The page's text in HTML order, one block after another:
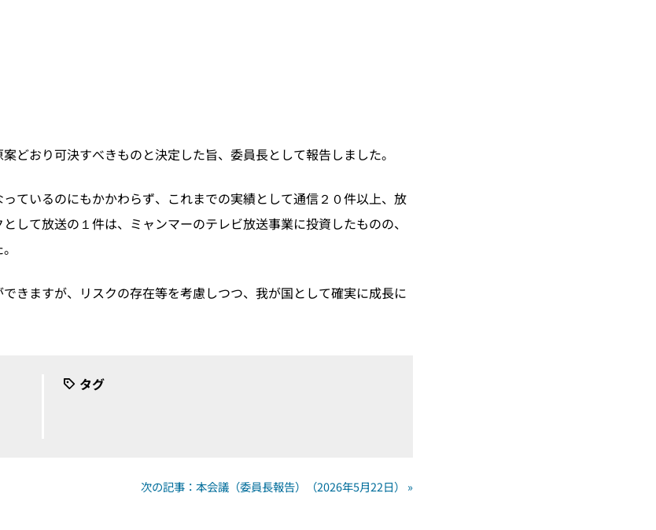
どおり可決すべきものと決定した旨、委員長として報告しました。
ているのにもかかわらず、これまでの実績として通信２０件以上、放
して放送の１件は、ミャンマーのテレビ放送事業に投資したものの、
きますが、リスクの存在等を考慮しつつ、我が国として確実に成長に
タグ
次の記事：本会議（委員長報告）（2026年5月22日） »